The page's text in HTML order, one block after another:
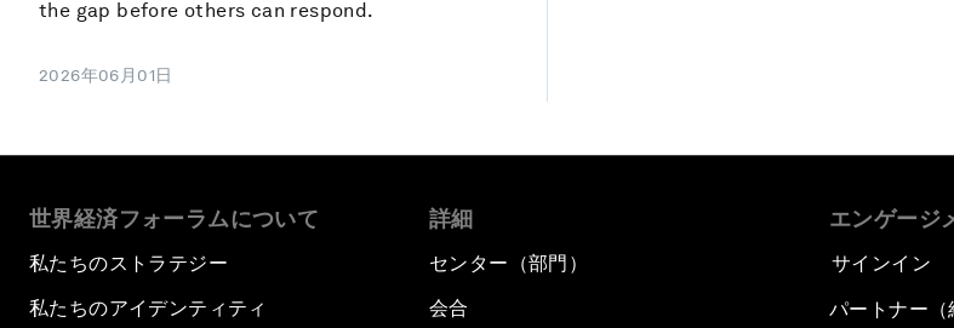
the gap before others can respond.
2026年06月01日
世界経済フォーラムについて
私たちのストラテジー
私たちのアイデンティティ
詳細
センター（部門）
会合
エンゲージ
サインイン
パートナー（